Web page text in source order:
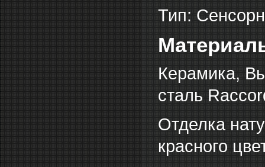
Тип:
Керамика,
сталь
Отделка
красного